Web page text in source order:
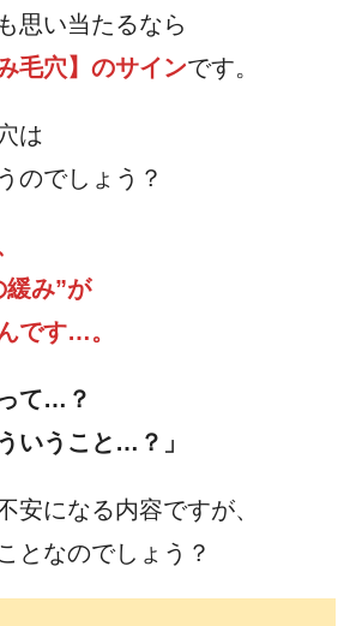
思い当たるなら
毛穴】のサインです。
は
のでしょう？
緩み”が
です…。
て…？
いうこと…？」
安になる内容ですが、
となのでしょう？